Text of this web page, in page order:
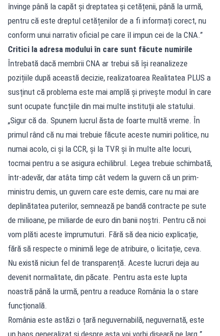
învinge până la capăt și dreptatea și cetățenii, până la urmă,
pentru că este dreptul cetățenilor de a fi informați corect, nu
conform unui narrativ oficial pe care îl impun cei de la CNA.”
Critici la adresa modului în care sunt făcute numirile
Întrebată dacă membrii CNA ar trebui să își reanalizeze
pozițiile după această decizie, realizatoarea Realitatea PLUS a
susținut că problema este mai amplă și privește modul în care
sunt ocupate funcțiile din mai multe instituții ale statului.
„Sigur că da. Spunem lucrul ăsta de foarte multă vreme. În
primul rând că nu mai trebuie făcute aceste numiri politice, nu
numai acolo, ci și la CCR, și la TVR și în multe alte locuri,
tocmai pentru a se asigura echilibrul. Legea trebuie schimbată,
într-adevăr, dar atâta timp cât vedem la guvern că un prim-
ministru demis, un guvern care este demis, care nu mai are
deplinătatea puterilor, semnează pe bandă contracte pe sute
de milioane, pe miliarde de euro din banii noștri. Pentru că noi
vom plăti aceste împrumuturi. Fără să dea nicio explicație,
fără să respecte o minimă lege de atribuire, o licitație, ceva.
Nu există niciun fel de transparență. Aceste lucruri deja au
devenit normalitate, din păcate. Pentru asta este lupta
noastră până la urmă, pentru a readuce România la o stare
funcțională.
România este astăzi o țară neguvernabilă, neguvernată, este
un haos generalizat și despre asta voi vorbi diseară pe larg.”